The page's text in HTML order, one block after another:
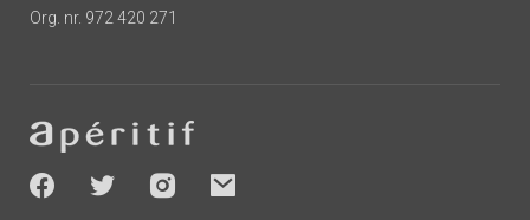
Org. nr. 972 420 271
-
socials